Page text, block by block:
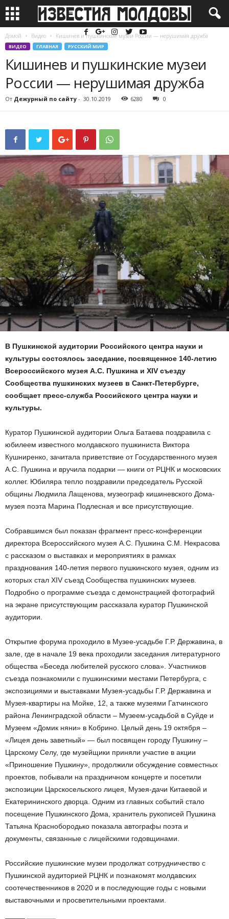
Домой Видео Кишинев и пушкинские музеи России — нерушимая дружба
ВИДЕО ГЛАВНАЯ РУССКИЙ МИР
Кишинев и пушкинские музеи
России — нерушимая дружба
От Дежурный по сайту - 30.10.2019 6280 0
В Пушкинской аудитории Российского центра науки и
культуры состоялось заседание, посвященное 140-летию
Всероссийского музея А.С. Пушкина и XIV съезду
Сообщества пушкинских музеев в Санкт-Петербурге,
сообщает пресс-служба Российского центра науки и
культуры.
Куратор Пушкинской аудитории Ольга Батаева поздравила с
юбилеем известного молдавского пушкиниста Виктора
Кушниренко, зачитала приветствие от Государственного музея
А.С. Пушкина и вручила подарки — книги от РЦНК и московских
коллег. Юбиляра тепло поздравили председатель Русской
общины Людмила Лащенова, музеограф кишиневского Дома-
музея поэта Марина Подлесная и все присутствующие.
Собравшимся был показан фрагмент пресс-конференции
директора Всероссийского музея А.С. Пушкина С.М. Некрасова
с рассказом о выставках и мероприятиях в рамках
празднования 140-летия первого пушкинского музея, одним из
которых стал XIV съезд Сообщества пушкинских музеев.
Подробно о программе съезда с демонстрацией фотографий
на экране присутствующим рассказала куратор Пушкинской
аудитории.
Открытие форума проходило в Музее-усадьбе Г.Р. Державина, в
зале, где в начале 19 века проходили заседания литературного
общества «Беседа любителей русского слова». Участников
съезда познакомили с пушкинскими местами Петербурга, с
экспозициями и выставками Музея-усадьбы Г.Р. Державина и
Музея-квартиры на Мойке, 12, а также музеями Гатчинского
района Ленинградской области – Музеем-усадьбой в Суйде и
Музеем «Домик няни» в Кобрино. Целый день 19 октября –
«Лицея день заветный» — был посвящен городу Пушкину –
Царскому Селу, где музейщики приняли участие в акции
«Приношение Пушкину», продолжили обсуждение совместных
проектов, побывали на праздничном концерте и посетили
экспозиции Царскосельского лицея, Музея-дачи Китаевой и
Екатерининского дворца. Одним из главных событий стало
посещение Пушкинского Дома, хранитель рукописей Пушкина
Татьяна Краснобородько показала автографы поэта и
документы, связанные с лицейскими годовщинами.
Российские пушкинские музеи продолжат сотрудничество с
Пушкинской аудиторией РЦНК и познакомят молдавских
соотечественников в 2020 и в последующие годы с новыми
выставочными и просветительными проектами.